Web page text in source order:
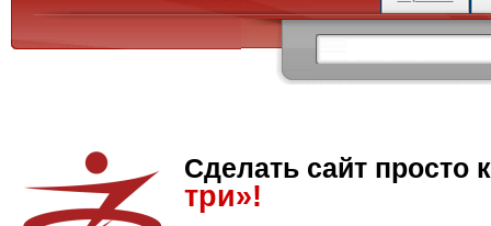
Сделать сайт просто
три»!